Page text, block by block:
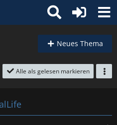
Neues Thema
Alle als gelesen markieren